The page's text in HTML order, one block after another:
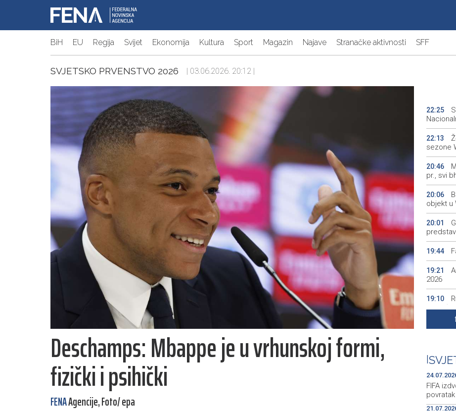
BiH EU Regija Svijet Ekonomija Kultura Sport Magazin Najave Stranačke aktivnosti SFF
SVJETSKO PRVENSTVO 2026 | 03.06.2026. 20:12 |
Deschamps: Mbappe je u vrhunskoj formi,
fizički i psihički
FENAAgencije, Foto/ epa
22:25
22:13
sezone
20:46
pr., svi
20:06
objekt u
20:01
19:44
19:21
2026
19:10
se već
19:00
FIFA